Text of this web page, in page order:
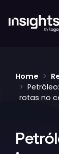
Home
rotas no